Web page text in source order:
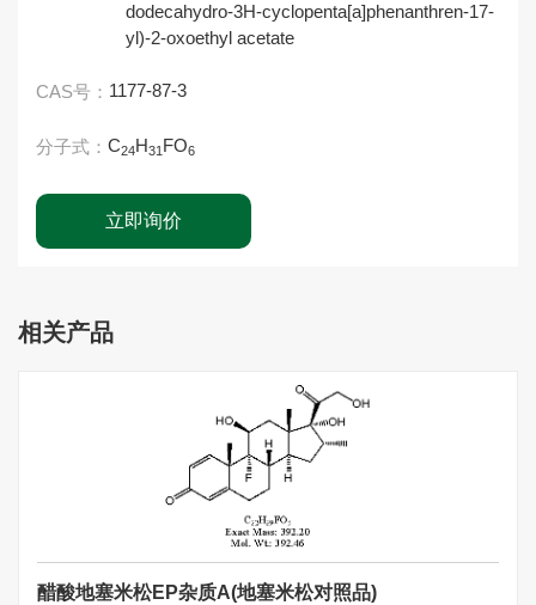
dodecahydro-3H-cyclopenta[a]phenanthren-17-
yl)-2-oxoethyl acetate
CAS号： 1177-87-3
分子式： C24H31 FO6
立即询价
相关产品
醋酸地塞米松EP杂质A(地塞米松对照品)